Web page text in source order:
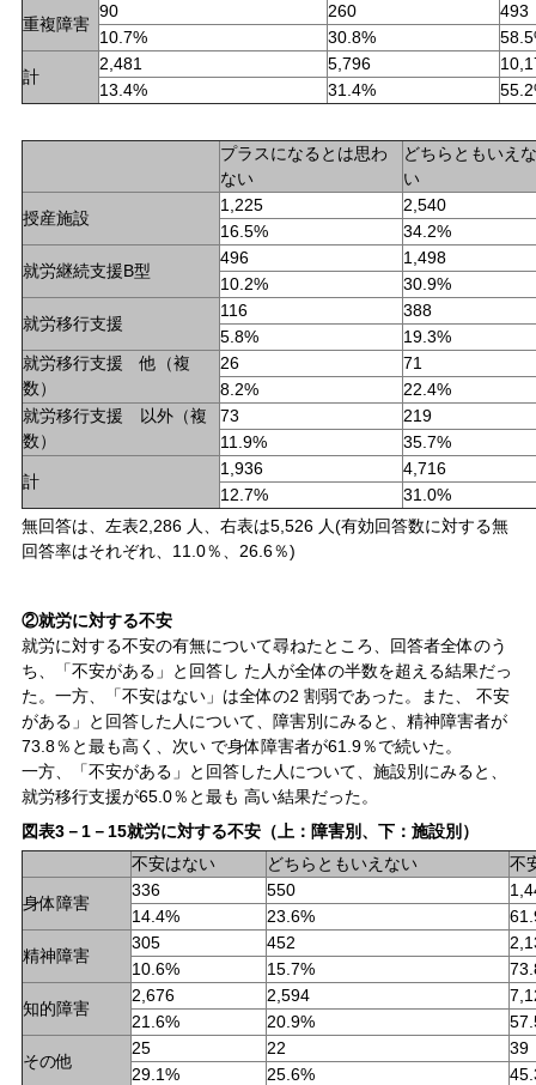
重複障害
90 260
493
10.7%
30.8%
計
2,481 5,796
13.4%
31.4%
プラスになるとは思わ
ない
どちらともいえな
い
授産施設
1,225
2,540
16.5%
34.2%
就労継続支援B型
496
1,498
10.2%
30.9%
就労移行支援
116
388
5.8%
19.3%
就労移行支援 他（複
数）
26
71
8.2%
22.4%
就労移行支援 以外（複
数）
73
219
11.9%
35.7%
計
1,936
4,716
12.7%
31.0%
無回答は、左表2,286 人、右表は5,526 人(有効回答数に対する無
回答率はそれぞれ、11.0％、26.6％)
②就労に対する不安
就労に対する不安の有無について尋ねたところ、回答者全体のう
ち、「不安がある」と回答し た人が全体の半数を超える結果だっ
た。一方、「不安はない」は全体の2 割弱であった。また、 不安
がある」と回答した人について、障害別にみると、精神障害者が
73.8％と最も高く、次い で身体障害者が61.9％で続いた。
一方、「不安がある」と回答した人について、施設別にみると、
就労移行支援が65.0％と最も 高い結果だった。
図表3－1－15就労に対する不安（上：障害別、下：施設別）
不安はない
どちらともいえない 不
身体障害
336 550
14.4%
23.6%
精神障害
305 452
10.6%
15.7%
知的障害
2,676 2,594
21.6%
20.9%
その他
25 22
39
29.1%
25.6%